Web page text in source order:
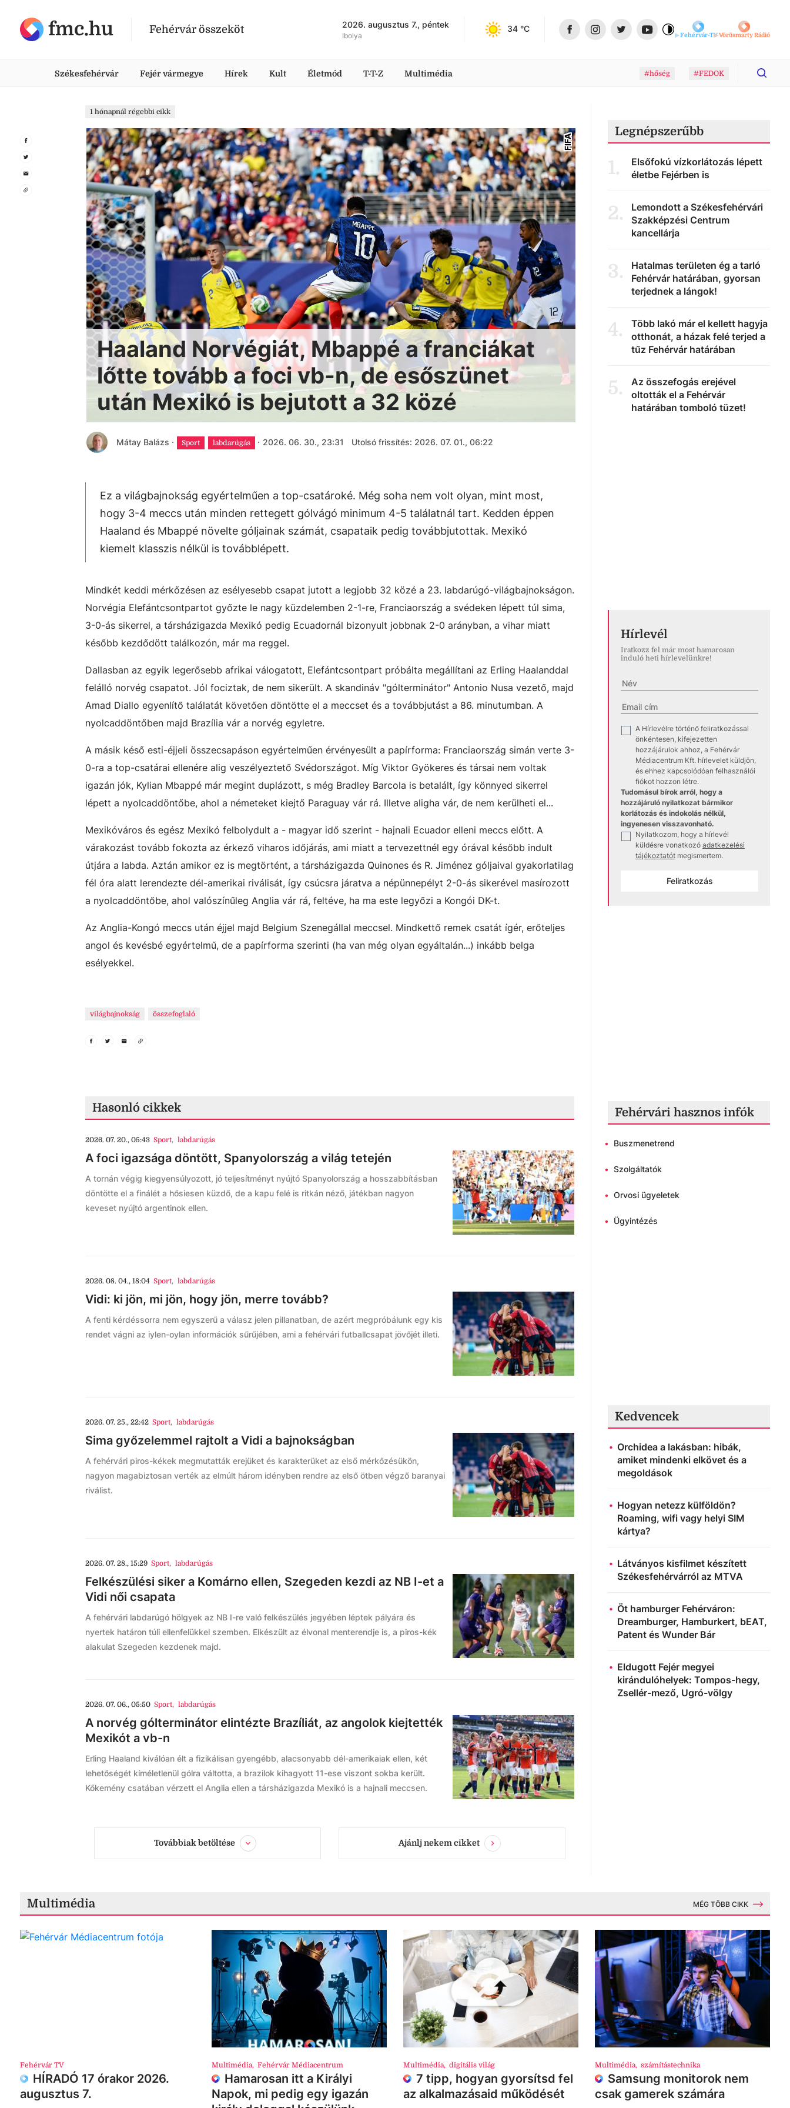
fmc.hu Fehérvár összeköt 2026. augusztus 7., péntek
Ibolya
34 °C
Fehérvár-TVVörösmarty Rádió
Székesfehérvár Fejér vármegye Hírek Kult Életmód T-T-Z Multimédia #hőség #FEDOK
1 hónapnál régebbi cikk
FIFA
Haaland Norvégiát, Mbappé a franciákat
lőtte tovább a foci vb-n, de esőszünet
után Mexikó is bejutott a 32 közé
Mátay Balázs · Sport labdarúgás · 2026. 06. 30., 23:31 Utolsó frissítés: 2026. 07. 01., 06:22
Ez a világbajnokság egyértelműen a top-csatároké. Még soha nem volt olyan, mint most,
hogy 3-4 meccs után minden rettegett gólvágó minimum 4-5 találatnál tart. Kedden éppen
Haaland és Mbappé növelte góljainak számát, csapataik pedig továbbjutottak. Mexikó
kiemelt klasszis nélkül is továbblépett.
Mindkét keddi mérkőzésen az esélyesebb csapat jutott a legjobb 32 közé a 23. labdarúgó-világbajnokságon.
Norvégia Elefántcsontpartot győzte le nagy küzdelemben 2-1-re, Franciaország a svédeken lépett túl sima,
3-0-ás sikerrel, a társházigazda Mexikó pedig Ecuadornál bizonyult jobbnak 2-0 arányban, a vihar miatt
később kezdődött találkozón, már ma reggel.
Dallasban az egyik legerősebb afrikai válogatott, Elefántcsontpart próbálta megállítani az Erling Haalanddal
felálló norvég csapatot. Jól fociztak, de nem sikerült. A skandináv "gólterminátor" Antonio Nusa vezető, majd
Amad Diallo egyenlítő találatát követően döntötte el a meccset és a továbbjutást a 86. minutumban. A
nyolcaddöntőben majd Brazília vár a norvég egyletre.
A másik késő esti-éjjeli összecsapáson egyértelműen érvényesült a papírforma: Franciaország simán verte 3-
0-ra a top-csatárai ellenére alig veszélyeztető Svédországot. Míg Viktor Gyökeres és társai nem voltak
igazán jók, Kylian Mbappé már megint duplázott, s még Bradley Barcola is betalált, így könnyed sikerrel
lépett a nyolcaddöntőbe, ahol a németeket kiejtő Paraguay vár rá. Illetve aligha vár, de nem kerülheti el...
Mexikóváros és egész Mexikó felbolydult a - magyar idő szerint - hajnali Ecuador elleni meccs előtt. A
várakozást tovább fokozta az érkező viharos időjárás, ami miatt a tervezettnél egy órával később indult
útjára a labda. Aztán amikor ez is megtörtént, a társházigazda Quinones és R. Jiménez góljaival gyakorlatilag
fél óra alatt lerendezte dél-amerikai riválisát, így csúcsra járatva a népünnepélyt 2-0-ás sikerével masírozott
a nyolcaddöntőbe, ahol valószínűleg Anglia vár rá, feltéve, ha ma este legyőzi a Kongói DK-t.
Az Anglia-Kongó meccs után éjjel majd Belgium Szenegállal meccsel. Mindkettő remek csatát ígér, erőteljes
angol és kevésbé egyértelmű, de a papírforma szerinti (ha van még olyan egyáltalán...) inkább belga
esélyekkel.
világbajnokság összefoglaló
Hasonló cikkek
2026. 07. 20., 05:43 Sport, labdarúgás
A foci igazsága döntött, Spanyolország a világ tetején
A tornán végig kiegyensúlyozott, jó teljesítményt nyújtó Spanyolország a hosszabbításban
döntötte el a finálét a hősiesen küzdő, de a kapu felé is ritkán néző, játékban nagyon
keveset nyújtó argentinok ellen.
2026. 08. 04., 18:04 Sport, labdarúgás
Vidi: ki jön, mi jön, hogy jön, merre tovább?
A fenti kérdéssorra nem egyszerű a válasz jelen pillanatban, de azért megpróbálunk egy kis
rendet vágni az iylen-oylan információk sűrűjében, ami a fehérvári futballcsapat jövőjét illeti.
2026. 07. 25., 22:42 Sport, labdarúgás
Sima győzelemmel rajtolt a Vidi a bajnokságban
A fehérvári piros-kékek megmutatták erejüket és karakterüket az első mérkőzésükön,
nagyon magabiztosan verték az elmúlt három idényben rendre az első ötben végző baranyai
riválist.
2026. 07. 28., 15:29 Sport, labdarúgás
Felkészülési siker a Komárno ellen, Szegeden kezdi az NB I-et a
Vidi női csapata
A fehérvári labdarúgó hölgyek az NB I-re való felkészülés jegyében léptek pályára és
nyertek határon túli ellenfelükkel szemben. Elkészült az élvonal menterendje is, a piros-kék
alakulat Szegeden kezdenek majd.
2026. 07. 06., 05:50 Sport, labdarúgás
A norvég gólterminátor elintézte Brazíliát, az angolok kiejtették
Mexikót a vb-n
Erling Haaland kiválóan élt a fizikálisan gyengébb, alacsonyabb dél-amerikaiak ellen, két
lehetőségét kíméletlenül gólra váltotta, a brazilok kihagyott 11-ese viszont sokba került.
Kőkemény csatában vérzett el Anglia ellen a társházigazda Mexikó is a hajnali meccsen.
Továbbiak betöltése Ajánlj nekem cikket
Legnépszerűbb
1.
Elsőfokú vízkorlátozás lépett
életbe Fejérben is
2.
Lemondott a Székesfehérvári
Szakképzési Centrum
kancellárja
3.
Hatalmas területen ég a tarló
Fehérvár határában, gyorsan
terjednek a lángok!
4.
Több lakó már el kellett hagyja
otthonát, a házak felé terjed a
tűz Fehérvár határában
5.
Az összefogás erejével
oltották el a Fehérvár
határában tomboló tüzet!
Hírlevél
Iratkozz fel már most hamarosan
induló heti hírlevelünkre!
✓
A Hírlevélre történő feliratkozással
önkéntesen, kifejezetten
hozzájárulok ahhoz, a Fehérvár
Médiacentrum Kft. hírlevelet küldjön,
és ehhez kapcsolódóan felhasználói
fiókot hozzon létre.
Tudomásul bírok arról, hogy a
hozzájáruló nyilatkozat bármikor
korlátozás és indokolás nélkül,
ingyenesen visszavonható.
✓
Nyilatkozom, hogy a hírlevél
küldésre vonatkozó adatkezelési
tájékoztatót megismertem.
Feliratkozás
Fehérvári hasznos infók
• Buszmenetrend
• Szolgáltatók
• Orvosi ügyeletek
• Ügyintézés
Kedvencek
Orchidea a lakásban: hibák,
amiket mindenki elkövet és a
megoldások
Hogyan netezz külföldön?
Roaming, wifi vagy helyi SIM
kártya?
Látványos kisfilmet készített
Székesfehérvárról az MTVA
Öt hamburger Fehérváron:
Dreamburger, Hamburkert, bEAT,
Patent és Wunder Bár
Eldugott Fejér megyei
kirándulóhelyek: Tompos-hegy,
Zsellér-mező, Ugró-völgy
Multimédia MÉG TÖBB CIKK
Fehérvár TV
HÍRADÓ 17 órakor 2026.
augusztus 7.
Multimédia, Fehérvár Médiacentrum
Hamarosan itt a Királyi
Napok, mi pedig egy igazán
Multimédia, digitális világ
7 tipp, hogyan gyorsítsd fel
az alkalmazásaid működését
Multimédia, számítástechnika
Samsung monitorok nem
csak gamerek számára